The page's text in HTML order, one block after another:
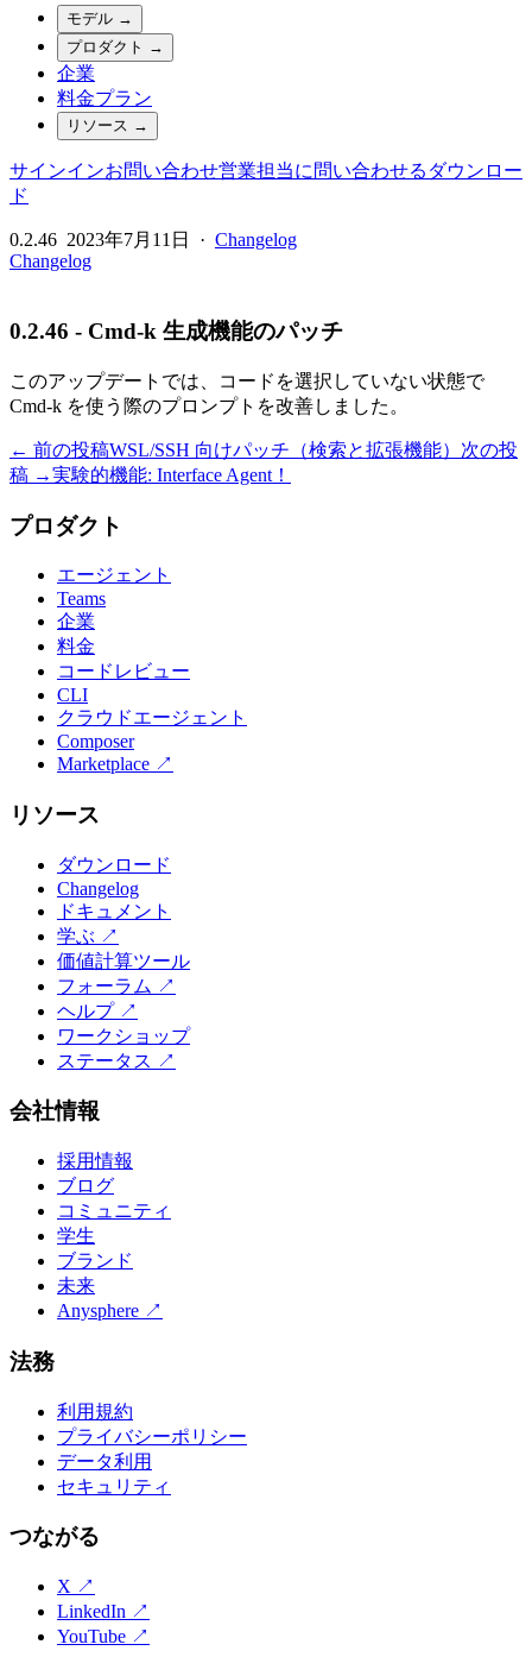
モデル →
プロダクト →
企業
料金プラン
リソース →
サインインお問い合わせ営業担当に問い合わせる ダウンロー
ド
0.2.46 2023年7月11日 · Changelog
Changelog
0.2.46 - Cmd-k 生成機能のパッチ
このアップデートでは、コードを選択していない状態で
Cmd-k を使う際のプロンプトを改善しました。
← 前の投稿WSL/SSH 向けパッチ（検索と拡張機能） 次の投
稿 →実験的機能: Interface Agent！
プロダクト
エージェント
Teams
企業
料金
コードレビュー
CLI
クラウドエージェント
Composer
Marketplace ↗
リソース
ダウンロード
Changelog
ドキュメント
学ぶ ↗
価値計算ツール
フォーラム ↗
ヘルプ↗
ワークショップ
ステータス ↗
会社情報
採用情報
ブログ
コミュニティ
学生
ブランド
未来
Anysphere ↗
法務
利用規約
プライバシーポリシー
データ利用
セキュリティ
つながる
X ↗
LinkedIn ↗
YouTube ↗